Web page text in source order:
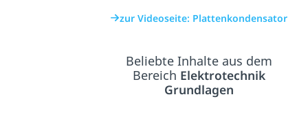
zur Videoseite: Plattenkondensator
Beliebte Inhalte aus dem
Bereich Elektrotechnik
Grundlagen